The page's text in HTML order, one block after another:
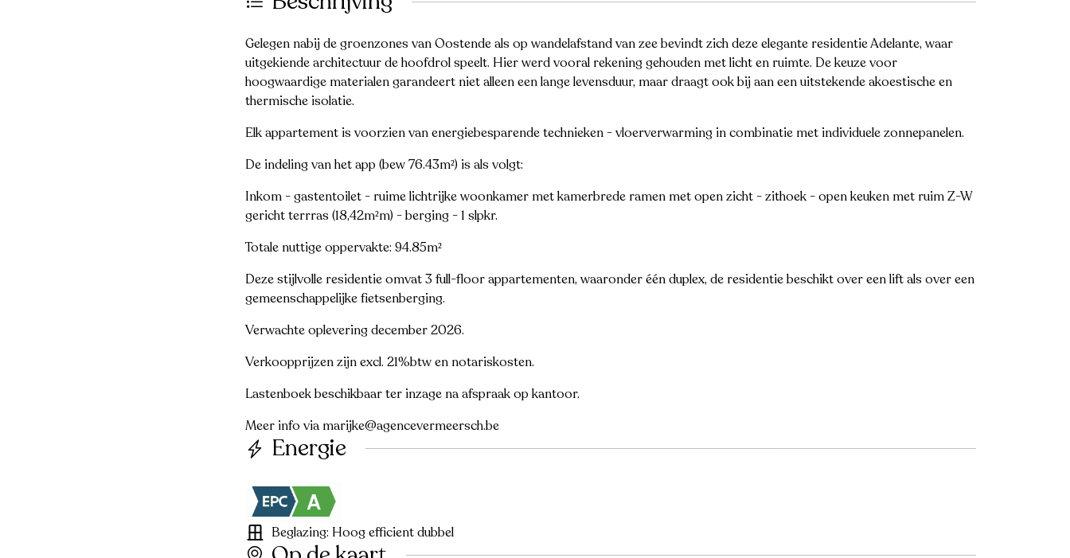
Gelegen nabij de groenzones van Oostende als op wandelafstand van zee bevindt zich deze elegante residentie Adelante, waar
uitgekiende architectuur de hoofdrol speelt. Hier werd vooral rekening gehouden met licht en ruimte. De keuze voor
hoogwaardige materialen garandeert niet alleen een lange levensduur, maar draagt ook bij aan een uitstekende akoestische en
thermische isolatie.
Elk appartement is voorzien van energiebesparende technieken - vloerverwarming in combinatie met individuele zonnepanelen.
De indeling van het app (bew 76.43m²) is als volgt:
Inkom - gastentoilet - ruime lichtrijke woonkamer met kamerbrede ramen met open zicht - zithoek - open keuken met ruim Z-W
gericht terrras (18,42m²m) - berging - 1 slpkr.
Totale nuttige oppervakte: 94.85m²
Deze stijlvolle residentie omvat 3 full-floor appartementen, waaronder één duplex, de residentie beschikt over een lift als over een
gemeenschappelijke fietsenberging.
Verwachte oplevering december 2026.
Verkoopprijzen zijn excl. 21%btw en notariskosten.
Lastenboek beschikbaar ter inzage na afspraak op kantoor.
Meer info via marijke@agencevermeersch.be
Energie
Beglazing: Hoog efficient dubbel